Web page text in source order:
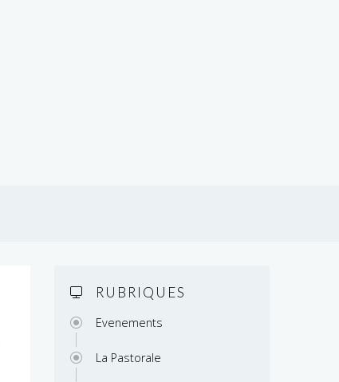
RUBRIQUES
Evenements
La Pastorale